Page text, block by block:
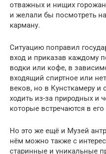
отважных и нищих
и желали бы посмотреть
карману.
Ситуацию поправил
вход и приказав каждому
водки или кофе, в
входящий спиртное или
веков, но в Кунсткамеру и
ходить из-за природных и
которые встречаются в его
Но это же ещё и Музей
нём можно также с
старинные и уникальные